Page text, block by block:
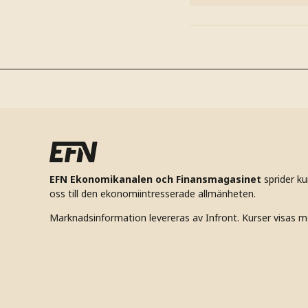
EFN Ekonomikanalen och Finansmagasinet sprider
oss till den ekonomiintresserade allmänheten.
Marknadsinformation levereras av Infront. Kurser visas